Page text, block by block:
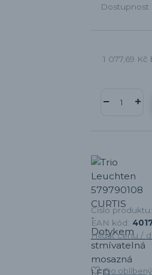
Dostupnost
1 077,69 Kč
Číslo produktu:
EAN kód:
Hlídat cenu /
Do